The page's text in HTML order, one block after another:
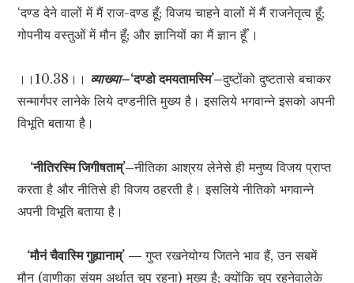
‘दण्ड देने वालों में मैं राज-दण्ड हूँ; विजय चाहने वालों में मैं राजनेतृत्व हूँ;
गोपनीय वस्तुओं में मौन हूँ; और ज्ञानियों का मैं ज्ञान हूँ’।
।।10.38।। व्याख्या–‘दण्डो दमयतामस्मि’–दुष्टोंको दुष्टतासे बचाकर
सन्मार्गपर लानेके लिये दण्डनीति मुख्य है। इसलिये भगवान्ने इसको अपनी
विभूति बताया है।
‘नीतिरस्मि जिगीषताम्’–नीतिका आश्रय लेनेसे ही मनुष्य विजय प्राप्त
करता है और नीतिसे ही विजय ठहरती है। इसलिये नीतिको भगवान्ने
अपनी विभूति बताया है।
‘मौनं चैवास्मि गुह्यानाम्’ —गुप्त रखनेयोग्य जितने भाव हैं, उन सबमें
मौन (वाणीका संयम अर्थात् चुप रहना) मुख्य है; क्योंकि चुप रहनेवालेके